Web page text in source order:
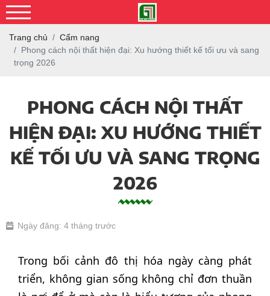
Trang chủ
Cẩm nang
Phong cách nội thất hiện đại: Xu hướng thiết kế tối ưu và sang
trọng 2026
PHONG CÁCH NỘI THẤT
HIỆN ĐẠI: XU HƯỚNG THIẾT
KẾ TỐI ƯU VÀ SANG TRỌNG
2026
Ngày đăng: 4 tháng trước
Trong bối cảnh đô thị hóa ngày càng phát
triển, không gian sống không chỉ đơn thuần